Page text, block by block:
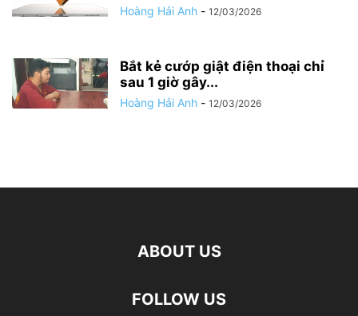
Hoàng Hải Anh - 12/03/2026
Bắt kẻ cướp giật điện thoại chỉ
sau 1 giờ gây...
Hoàng Hải Anh - 12/03/2026
ABOUT US
FOLLOW US